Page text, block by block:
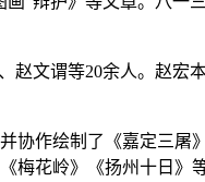
赵文谓等20余人。赵
作绘制了《嘉定三
花岭》《扬州十日》